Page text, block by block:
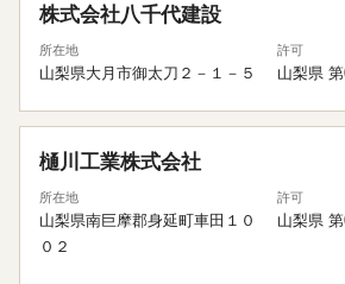
株式会社八千代建設
所在地
山梨県大月市御太刀２－１－５
許可
山梨県
樋川工業株式会社
所在地
山梨県南巨摩郡身延町車田１０
０２
許可
山梨県